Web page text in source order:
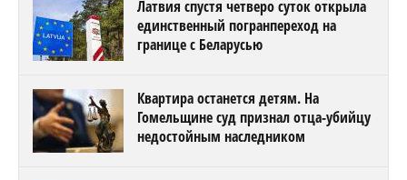
Латвия спустя четверо суток открыла
единственный погранпереход на
границе с Беларусью
Квартира останется детям. На
Гомельщине суд признал отца-убийцу
недостойным наследником